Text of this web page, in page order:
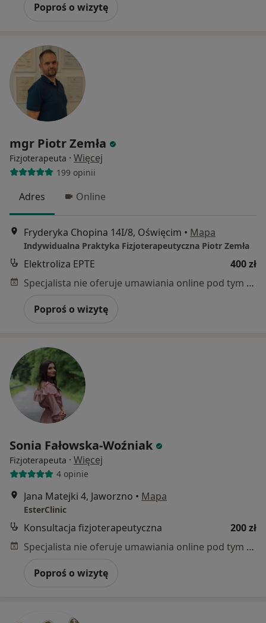
Poproś o wizytę
mgr Piotr Zemła
Fizjoterapeuta · Więcej
199 opinii
Adres Online
Fryderyka Chopina 14I/8, Oświęcim • Mapa
Indywidualna Praktyka Fizjoterapeutyczna Piotr Zemła
Elektroliza EPTE
400 zł
Specjalista nie oferuje umawiania online pod tym adresem.
Poproś o wizytę
Sonia Fałowska-Woźniak
Fizjoterapeuta · Więcej
4 opinie
Jana Matejki 4, Jaworzno • Mapa
EsterClinic
Konsultacja fizjoterapeutyczna
200 zł
Specjalista nie oferuje umawiania online pod tym adresem.
Poproś o wizytę